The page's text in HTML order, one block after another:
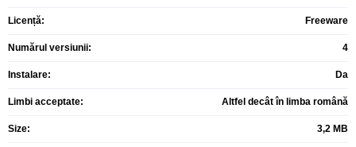
Licență: Freeware
Numărul versiunii: 4
Instalare: Da
Limbi acceptate: Altfel decât în limba română
Size: 3,2 MB